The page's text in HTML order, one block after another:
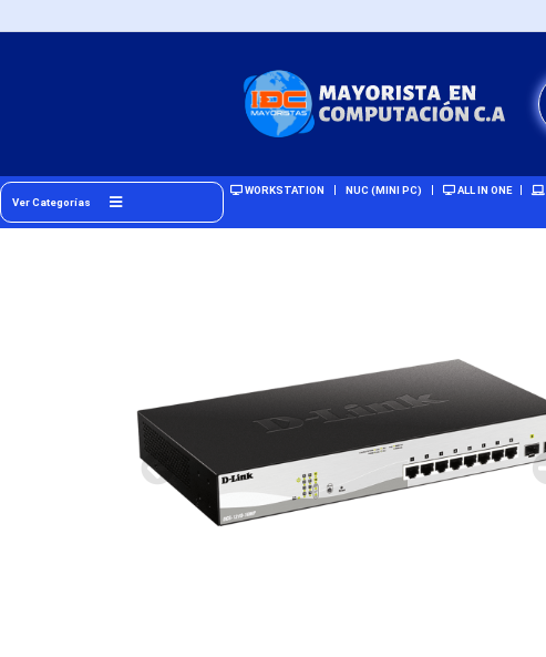
Ver Categorías
WORKSTATION NUC (MINI PC) ALL IN ONE